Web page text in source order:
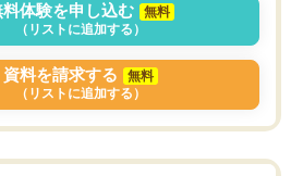
料体験を申し込む
無料
（リストに追加する）
資料を請求する
無料
（リストに追加する）